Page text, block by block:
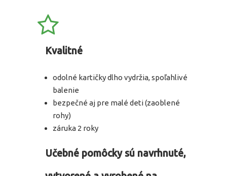
Kvalitné
odolné kartičky dlho vydržia, spoľahlivé
balenie
bezpečné aj pre malé deti (zaoblené
rohy)
záruka 2 roky
Učebné pomôcky sú navrhnuté,